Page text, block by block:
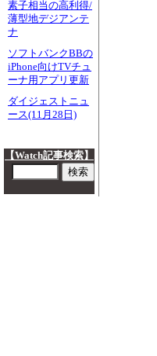
素子相当の高利得/
薄型地デジアンテ
ナ
ソフトバンクBBの
iPhone向けTVチュ
ーナ用アプリ更新
ダイジェストニュ
ース(11月28日)
【Watch記事検索】